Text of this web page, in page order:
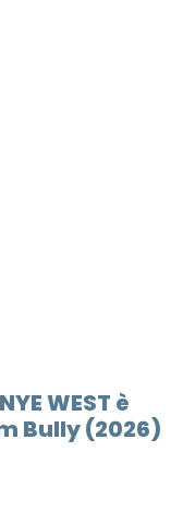
WEST è
Bully (2026)